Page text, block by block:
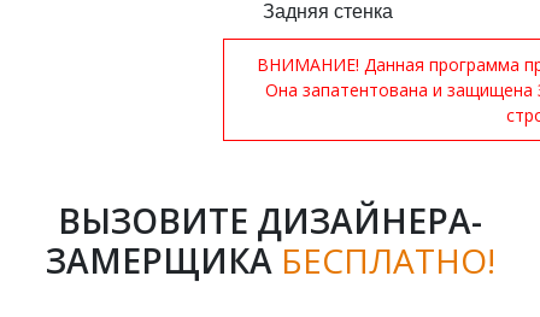
Задняя стенка
ВНИМАНИЕ! Данная программа
Она запатентована и
ВЫЗОВИТЕ ДИЗАЙНЕРА-
ЗАМЕРЩИКА БЕСПЛАТНО!